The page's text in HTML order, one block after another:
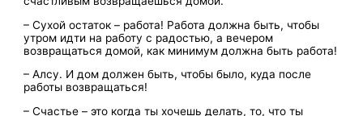
– Сухой остаток – работа! Работа должна быть, чтобы
утром идти на работу с радостью, а вечером
возвращаться домой, как минимум должна быть работа!
– Алсу. И дом должен быть, чтобы было, куда после
работы возвращаться!
– Счастье – это когда ты хочешь делать, то, что ты